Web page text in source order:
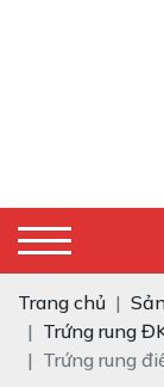
Trang chủ
Trứng rung
Trứng rung